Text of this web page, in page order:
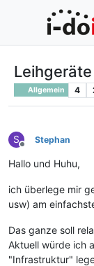
Allgemein 4
S
Offline
Stephan
Hallo und Huhu,
ich überlege mir
usw) am
Das ganze soll
Aktuell würde ich
"Infrastruktur"